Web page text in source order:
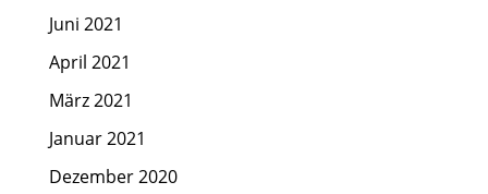
Juni 2021
April 2021
März 2021
Januar 2021
Dezember 2020